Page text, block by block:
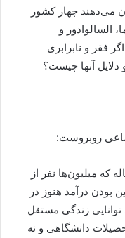
می‌دهند چهار کشور
السالوادور و
فقر و نابرابری
دلایل آنها چیست؟
روبروست:
۳۵ ساله که میلیون‌ها نفر از
بودن درآمد هنوز در
زندگی مستقل
دانشگاهی و نه